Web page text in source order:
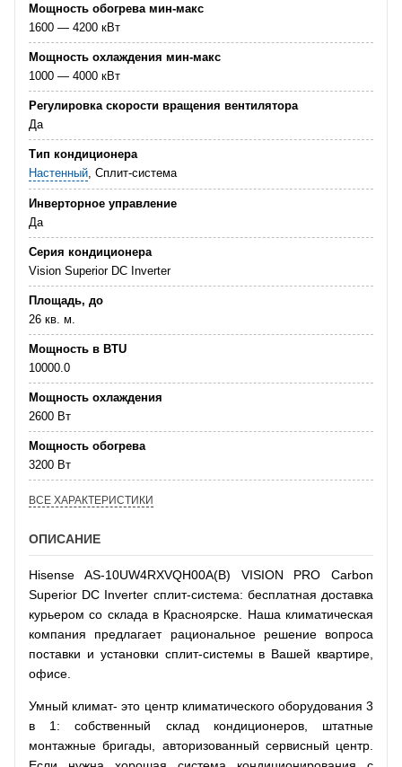
Мощность обогрева мин-макс
1600 — 4200 кВт
Мощность охлаждения мин-макс
1000 — 4000 кВт
Регулировка скорости вращения вентилятора
Да
Тип кондиционера
Настенный, Сплит-система
Инверторное управление
Да
Серия кондиционера
Vision Superior DC Inverter
Площадь, до
26 кв. м.
Мощность в BTU
10000.0
Мощность охлаждения
2600 Вт
Мощность обогрева
3200 Вт
ВСЕ ХАРАКТЕРИСТИКИ
ОПИСАНИЕ
Hisense AS-10UW4RXVQH00A(B) VISION PRO Сarbon
Superior DC Inverter сплит-система: бесплатная доставка
курьером со склада в Красноярске. Наша климатическая
компания предлагает рациональное решение вопроса
поставки и установки сплит-системы в Вашей квартире,
офисе.
Умный климат- это центр климатического оборудования 3
в 1: собственный склад кондиционеров, штатные
монтажные бригады, авторизованный сервисный центр.